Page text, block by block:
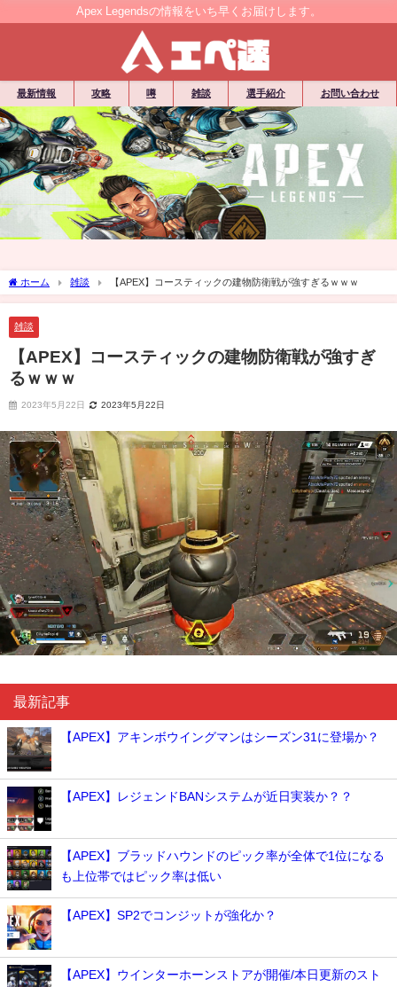
Apex Legendsの情報をいち早くお届けします。
最新情報 攻略 噂 雑談 選手紹介 お問い合わせ
ホーム 雑談 【APEX】コースティックの建物防衛戦が強すぎるｗｗｗ
雑談
【APEX】コースティックの建物防衛戦が強すぎ
るｗｗｗ
2023年5月22日 2023年5月22日
最新記事
【APEX】アキンボウイングマンはシーズン31に登場か？
【APEX】レジェンドBANシステムが近日実装か？？
【APEX】ブラッドハウンドのピック率が全体で1位になる
も上位帯ではピック率は低い
【APEX】SP2でコンジットが強化か？
【APEX】ウインターホーンストアが開催/本日更新のスト